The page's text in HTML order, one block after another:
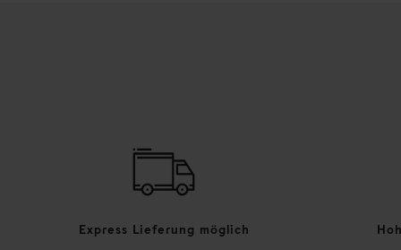
Express Lieferung möglich